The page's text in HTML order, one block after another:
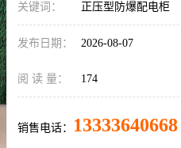
关键词： 正压型防爆配电柜
发布日期： 2026-08-07
阅 读 量： 174
销售电话： 13333640668